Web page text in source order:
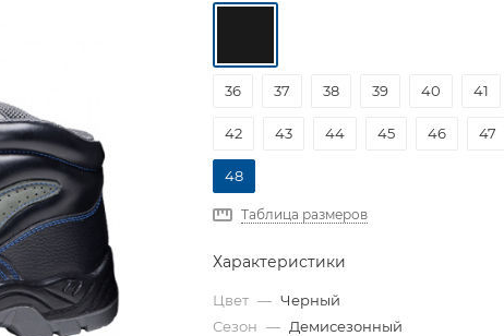
36 37 38 39 40 41
42 43 44 45 46 47
48
Таблица размеров
Характеристики
Цвет — Черный
Сезон — Демисезонный